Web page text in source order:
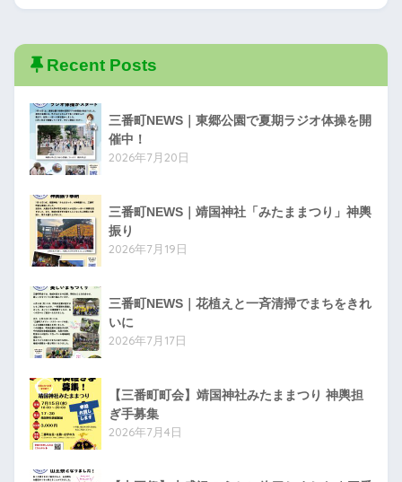
Recent Posts
三番町NEWS｜東郷公園で夏期ラジオ体操を開
催中！
2026年7月20日
三番町NEWS｜靖国神社「みたままつり」神輿
振り
2026年7月19日
三番町NEWS｜花植えと一斉清掃でまちをきれ
いに
2026年7月17日
【三番町町会】靖国神社みたままつり 神輿担
ぎ手募集
2026年7月4日